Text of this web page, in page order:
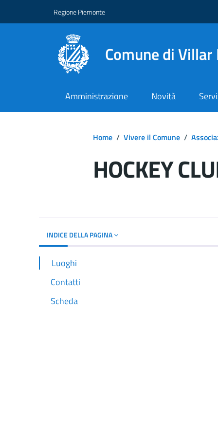
Regione Piemonte
Comune di Villar
Amministrazione Novità
Home / Vivere il Comune /
HOCKEY
INDICE DELLA PAGINA
Luoghi
Contatti
Scheda